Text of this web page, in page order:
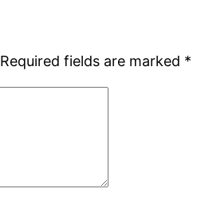
Required fields are marked *